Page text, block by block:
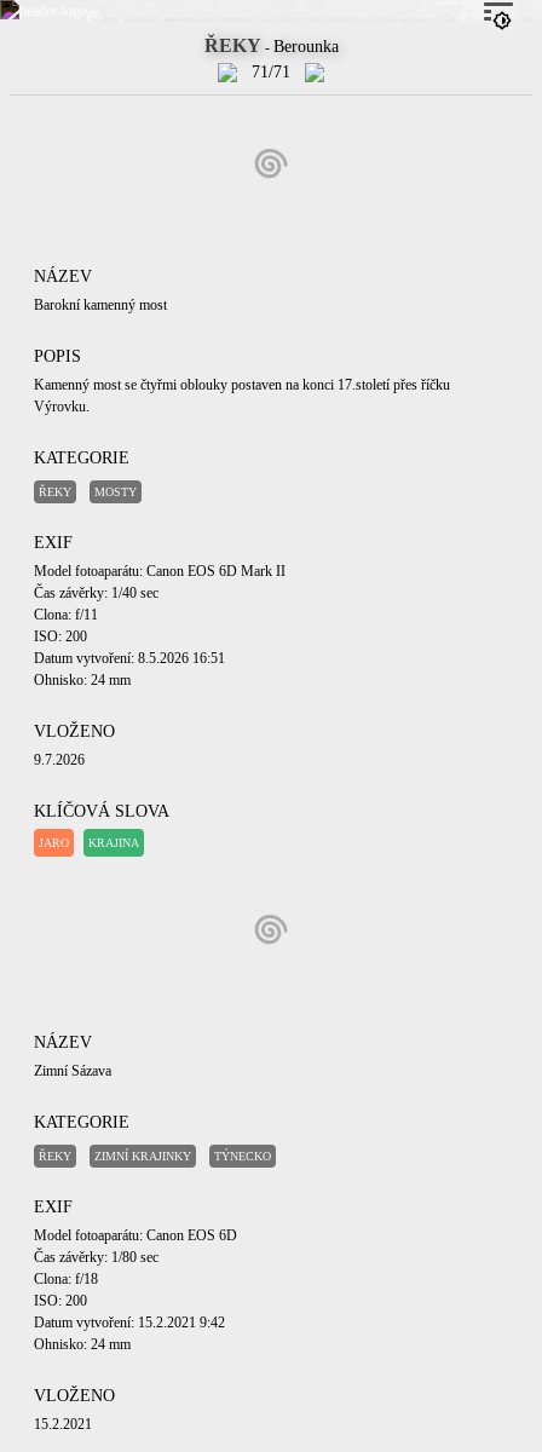
ŘEKY - Berounka
71/71
NÁZEV
Barokní kamenný most
POPIS
Kamenný most se čtyřmi oblouky postaven na konci 17.století přes říčku
Výrovku.
KATEGORIE
ŘEKY MOSTY
EXIF
Model fotoaparátu: Canon EOS 6D Mark II
Čas závěrky: 1/40 sec
Clona: f/11
ISO: 200
Datum vytvoření: 8.5.2026 16:51
Ohnisko: 24 mm
VLOŽENO
9.7.2026
KLÍČOVÁ SLOVA
JARO KRAJINA
NÁZEV
Zimní Sázava
KATEGORIE
ŘEKY ZIMNÍ KRAJINKY TÝNECKO
EXIF
Model fotoaparátu: Canon EOS 6D
Čas závěrky: 1/80 sec
Clona: f/18
ISO: 200
Datum vytvoření: 15.2.2021 9:42
Ohnisko: 24 mm
VLOŽENO
15.2.2021